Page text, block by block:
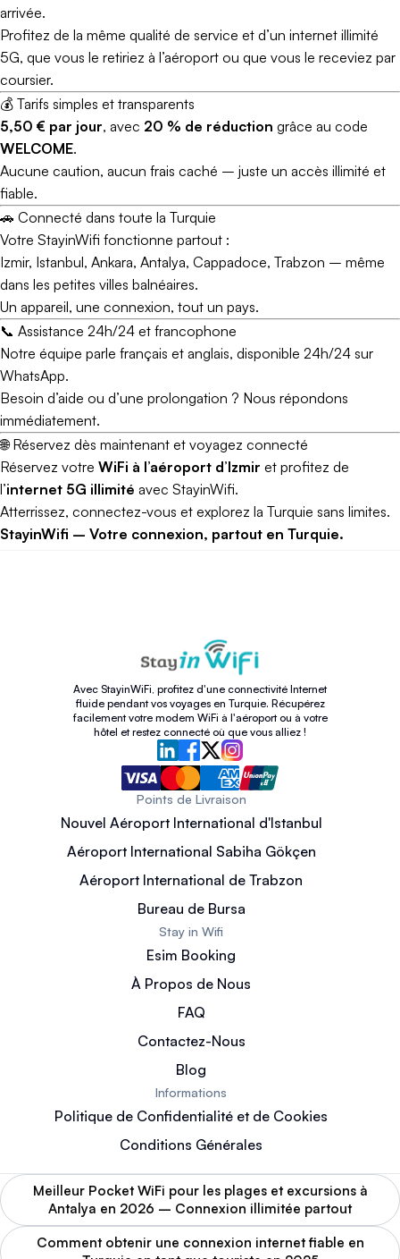
arrivée.
Profitez de la même qualité de service et d’un internet illimité
5G, que vous le retiriez à l’aéroport ou que vous le receviez par
coursier.
💰 Tarifs simples et transparents
5,50 € par jour, avec 20 % de réduction grâce au code
WELCOME.
Aucune caution, aucun frais caché – juste un accès illimité et
fiable.
🚗 Connecté dans toute la Turquie
Votre StayinWifi fonctionne partout :
Izmir, Istanbul, Ankara, Antalya, Cappadoce, Trabzon – même
dans les petites villes balnéaires.
Un appareil, une connexion, tout un pays.
📞 Assistance 24h/24 et francophone
Notre équipe parle français et anglais, disponible 24h/24 sur
WhatsApp.
Besoin d’aide ou d’une prolongation ? Nous répondons
immédiatement.
🌐 Réservez dès maintenant et voyagez connecté
Réservez votre WiFi à l’aéroport d’Izmir et profitez de
l’internet 5G illimité avec StayinWifi.
Atterrissez, connectez-vous et explorez la Turquie sans limites.
StayinWifi – Votre connexion, partout en Turquie.
Avec StayinWiFi, profitez d'une connectivité Internet
fluide pendant vos voyages en Turquie. Récupérez
facilement votre modem WiFi à l'aéroport ou à votre
hôtel et restez connecté où que vous alliez !
Points de Livraison
Nouvel Aéroport International d'Istanbul
Aéroport International Sabiha Gökçen
Aéroport International de Trabzon
Bureau de Bursa
Stay in Wifi
Esim Booking
À Propos de Nous
FAQ
Contactez-Nous
Blog
Informations
Politique de Confidentialité et de Cookies
Conditions Générales
Meilleur Pocket WiFi pour les plages et excursions à
Antalya en 2026 – Connexion illimitée partout
Comment obtenir une connexion internet fiable en